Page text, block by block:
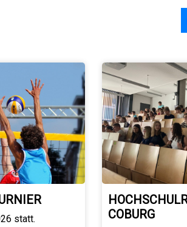
statt.
COBURG